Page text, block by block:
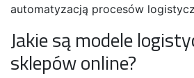
automatyzacją procesów
Jakie są modele
sklepów online?